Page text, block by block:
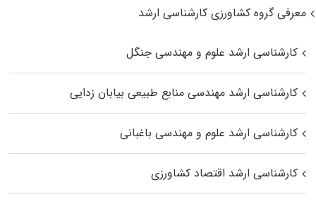
معرفی گروه کشاورزی کارشناسی ارشد
کارشناسی ارشد علوم و مهندسی جنگل
کارشناسی ارشد مهندسی منابع طبیعی بیابان زدایی
کارشناسی ارشد علوم و مهندسی باغبانی
کارشناسی ارشد اقتصاد کشاورزی